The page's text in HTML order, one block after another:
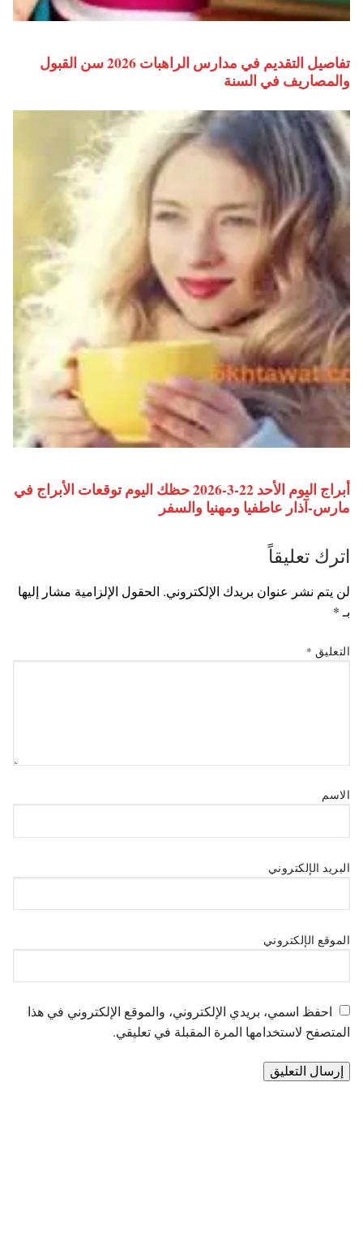
تفاصيل التقديم في مدارس الراهبات 2026 سن القبول
والمصاريف في السنة
أبراج اليوم الأحد 22-3-2026 حظك اليوم توقعات الأبراج في
مارس-آذار عاطفيا ومهنيا والسفر
اترك تعليقاً
لن يتم نشر عنوان بريدك الإلكتروني. الحقول الإلزامية مشار إليها
بـ *
التعليق *
الاسم
البريد الإلكتروني
الموقع الإلكتروني
احفظ اسمي، بريدي الإلكتروني، والموقع الإلكتروني في هذا
المتصفح لاستخدامها المرة المقبلة في تعليقي.